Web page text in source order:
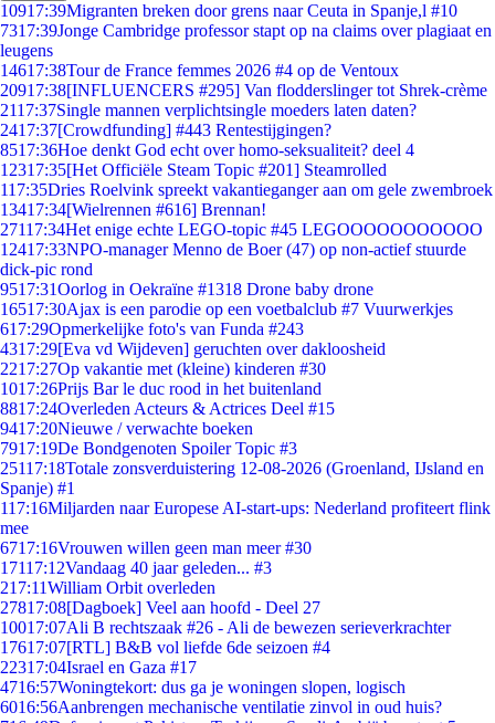
10917:39Migranten breken door grens naar Ceuta in Spanje,l #10
7317:39Jonge Cambridge professor stapt op na claims over plagiaat en
leugens
14617:38Tour de France femmes 2026 #4 op de Ventoux
20917:38[INFLUENCERS #295] Van flodderslinger tot Shrek-crème
2117:37Single mannen verplichtsingle moeders laten daten?
2417:37[Crowdfunding] #443 Rentestijgingen?
8517:36Hoe denkt God echt over homo-seksualiteit? deel 4
12317:35[Het Officiële Steam Topic #201] Steamrolled
117:35Dries Roelvink spreekt vakantieganger aan om gele zwembroek
13417:34[Wielrennen #616] Brennan!
27117:34Het enige echte LEGO-topic #45 LEGOOOOOOOOOOO
12417:33NPO-manager Menno de Boer (47) op non-actief stuurde
dick-pic rond
9517:31Oorlog in Oekraïne #1318 Drone baby drone
16517:30Ajax is een parodie op een voetbalclub #7 Vuurwerkjes
617:29Opmerkelijke foto's van Funda #243
4317:29[Eva vd Wijdeven] geruchten over dakloosheid
2217:27Op vakantie met (kleine) kinderen #30
1017:26Prijs Bar le duc rood in het buitenland
8817:24Overleden Acteurs & Actrices Deel #15
9417:20Nieuwe / verwachte boeken
7917:19De Bondgenoten Spoiler Topic #3
25117:18Totale zonsverduistering 12-08-2026 (Groenland, IJsland en
Spanje) #1
117:16Miljarden naar Europese AI-start-ups: Nederland profiteert flink
mee
6717:16Vrouwen willen geen man meer #30
17117:12Vandaag 40 jaar geleden... #3
217:11William Orbit overleden
27817:08[Dagboek] Veel aan hoofd - Deel 27
10017:07Ali B rechtszaak #26 - Ali de bewezen serieverkrachter
17617:07[RTL] B&B vol liefde 6de seizoen #4
22317:04Israel en Gaza #17
4716:57Woningtekort: dus ga je woningen slopen, logisch
6016:56Aanbrengen mechanische ventilatie zinvol in oud huis?